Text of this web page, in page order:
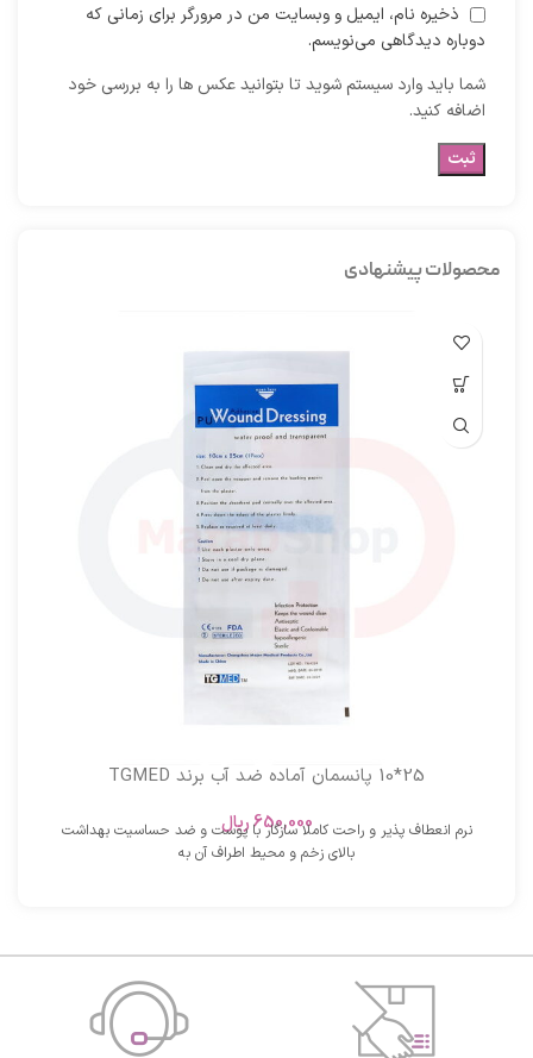
ذخیره نام، ایمیل و وبسایت من در مرورگر برای زمانی که
دوباره دیدگاهی می‌نویسم.
شما باید وارد سیستم شوید تا بتوانید عکس ها را به بررسی خود
اضافه کنید.
محصولات پیشنهادی
25*10 پانسمان آماده ضد آب برند TGMED
650,000ریال
نرم انعطاف پذیر و راحت کاملا سازگار با پوست و ضد حساسیت بهداشت
بالای زخم و محیط اطراف آن به